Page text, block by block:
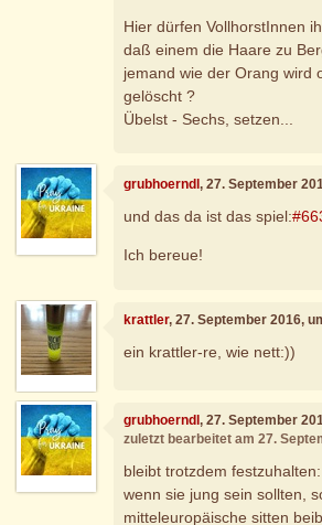
Hier dürfen VollhorstInnen
daß einem die Haare zu
jemand wie der Orang wird
gelöscht ?
Übelst - Sechs, setzen...
grubhoerndl, 27. September
und das da ist das spiel:
Ich bereue!
krattler, 27. September 2016,
ein krattler-re, wie nett:))
grubhoerndl, 27. September
zuletzt bearbeitet am 27.
bleibt trotzdem
wenn sie jung sein sollten,
mitteleuropäische sitten